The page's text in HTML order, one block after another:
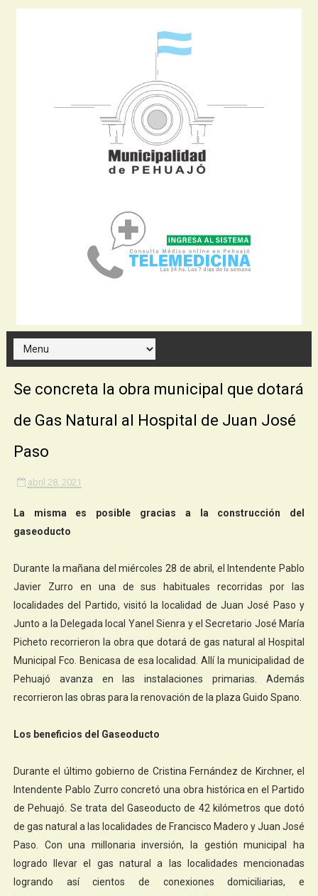
Se concreta la obra municipal que dotará
de Gas Natural al Hospital de Juan José
Paso
abril 28, 2021
La misma es posible gracias a la construcción del
gaseoducto
Durante la mañana del miércoles 28 de abril, el Intendente Pablo
Javier Zurro en una de sus habituales recorridas por las
localidades del Partido, visitó la localidad de Juan José Paso y
Junto a la Delegada local Yanel Sienra y el Secretario José María
Picheto recorrieron la obra que dotará de gas natural al Hospital
Municipal Fco. Benicasa de esa localidad. Allí la municipalidad de
Pehuajó avanza en las instalaciones primarias. Además
recorrieron las obras para la renovación de la plaza Guido Spano.
Los beneficios del Gaseoducto
Durante el último gobierno de Cristina Fernández de Kirchner, el
Intendente Pablo Zurro concretó una obra histórica en el Partido
de Pehuajó. Se trata del Gaseoducto de 42 kilómetros que dotó
de gas natural a las localidades de Francisco Madero y Juan José
Paso. Con una millonaria inversión, la gestión municipal ha
logrado llevar el gas natural a las localidades mencionadas
logrando así cientos de conexiones domiciliarias, e